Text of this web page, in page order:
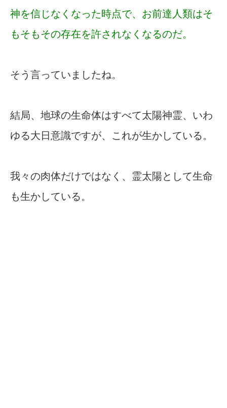
神を信じなくなった時点で、お前達人類はそ
もそもその存在を許されなくなるのだ。
そう言っていましたね。
結局、地球の生命体はすべて太陽神霊、いわ
ゆる大日意識ですが、これが生かしている。
我々の肉体だけではなく、霊太陽として生命
も生かしている。